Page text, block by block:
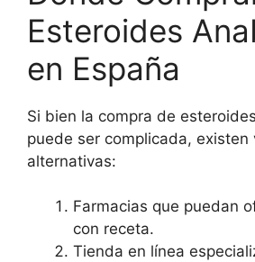
Esteroides
en España
Si bien la compra de
puede ser complicada, existen
alternativas:
Farmacias que puedan
con receta.
Tienda en línea